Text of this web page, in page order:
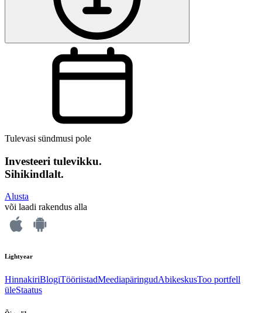
Tulevasi sündmusi pole
Investeeri tulevikku.
Sihikindlalt.
Alusta
või laadi rakendus alla
Lightyear
HinnakiriBlogiTööriistadMeediapäringudAbikeskusToo portfell
üleStaatus